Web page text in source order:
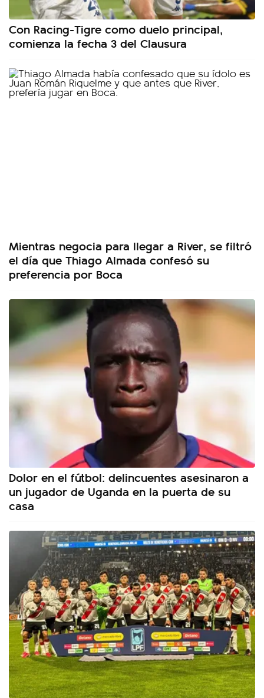
Con Racing-Tigre como duelo principal,
comienza la fecha 3 del Clausura
Mientras negocia para llegar a River, se filtró
el día que Thiago Almada confesó su
preferencia por Boca
Dolor en el fútbol: delincuentes asesinaron a
un jugador de Uganda en la puerta de su
casa